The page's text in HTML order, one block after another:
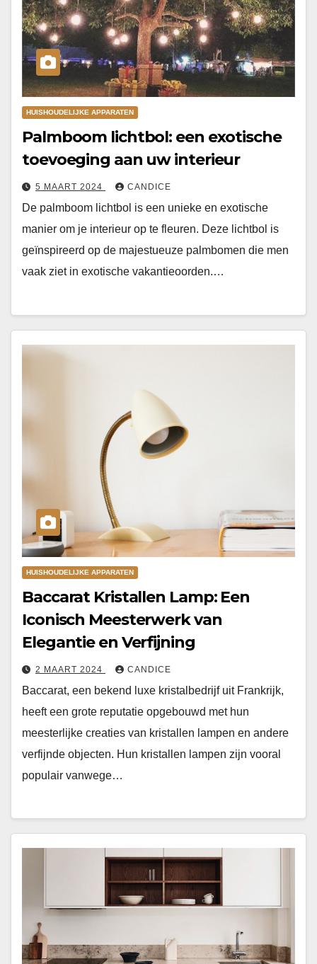
HUISHOUDELIJKE APPARATEN
Palmboom lichtbol: een exotische
toevoeging aan uw interieur
5 MAART 2024 CANDICE
De palmboom lichtbol is een unieke en exotische
manier om je interieur op te fleuren. Deze lichtbol is
geïnspireerd op de majestueuze palmbomen die men
vaak ziet in exotische vakantieoorden.…
HUISHOUDELIJKE APPARATEN
Baccarat Kristallen Lamp: Een
Iconisch Meesterwerk van
Elegantie en Verfijning
2 MAART 2024 CANDICE
Baccarat, een bekend luxe kristalbedrijf uit Frankrijk,
heeft een grote reputatie opgebouwd met hun
meesterlijke creaties van kristallen lampen en andere
verfijnde objecten. Hun kristallen lampen zijn vooral
populair vanwege…